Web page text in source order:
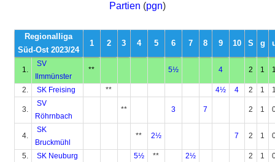
Partien (pgn)
Regionalliga
Süd-Ost 2023/24
1 2 3 4 5 6 7 8 9 10 S g
1.
SV
Ilmmünster
** 5½ 4 2 1
2. SK Freising ** 4½ 4 2 1
3.
SV
Röhrnbach
** 3 7 2 1
4.
SK
Bruckmühl
** 2½ 7 2 1
5. SK Neuburg 5½ ** 2½ 2 1